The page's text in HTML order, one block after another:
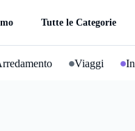
Tutte le Categorie
Viaggi